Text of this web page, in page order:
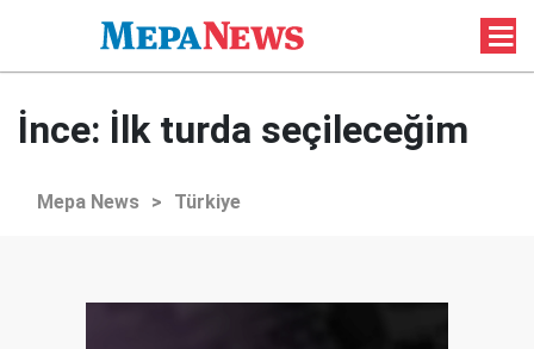
İnce: İlk turda seçileceğim
Mepa News > Türkiye